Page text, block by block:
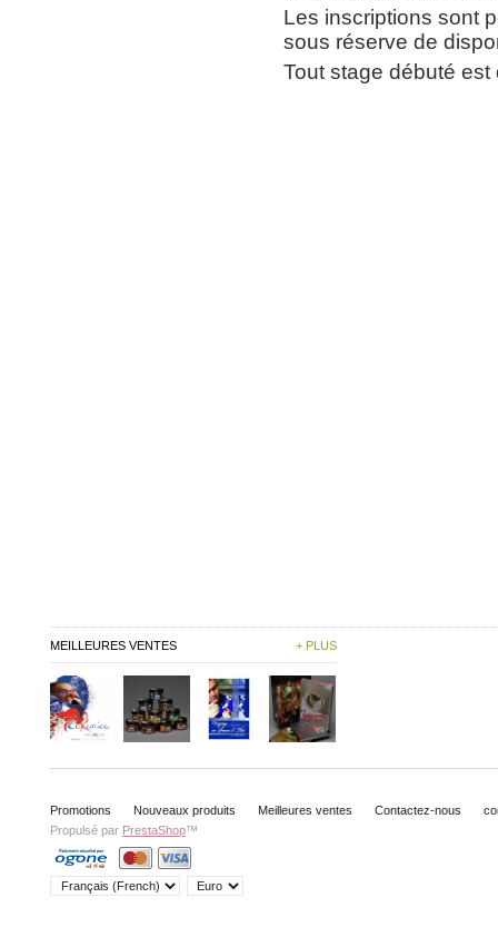
Les inscriptions sont
sous réserve de
Tout stage débuté est
MEILLEURES VENTES + PLUS
Promotions Nouveaux produits Meilleures ventes Contactez-nous
Propulsé par PrestaShop™